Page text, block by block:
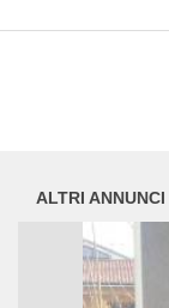
ALTRI ANNUNCI